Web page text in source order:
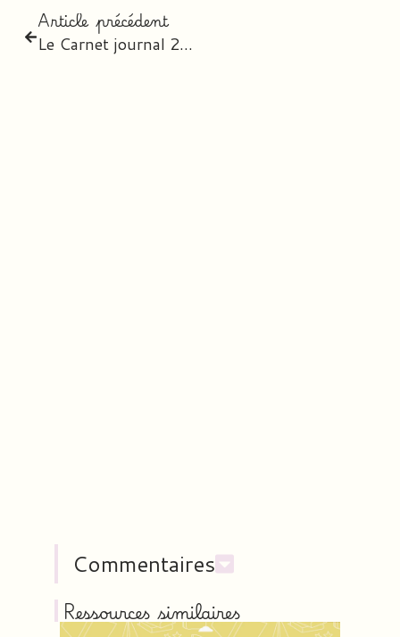
Article précédent
Le Carnet journal 2026-2027 – l’agenda digital personnalisé des professeurs des écoles
Commentaires
Ressources similaires